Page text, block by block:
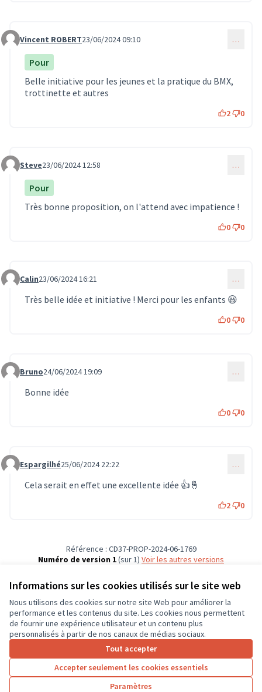
Informations sur les cookies utilisés sur le site web
Nous utilisons des cookies sur notre site Web pour améliorer la
performance et les contenus du site. Les cookies nous permettent
de fournir une expérience utilisateur et un contenu plus
personnalisés à partir de nos canaux de médias sociaux.
Tout accepter
Accepter seulement les cookies essentiels
Paramètres
Commentaire 598
Vincent ROBERT23/06/2024 09:10 …
Pour
Belle initiative pour les jeunes et la pratique du BMX,
trottinette et autres
2 0
Commentaire 599
Steve23/06/2024 12:58 …
Pour
Très bonne proposition, on l'attend avec impatience !
0 0
Commentaire 600
Calin23/06/2024 16:21 …
Très belle idée et initiative ! Merci pour les enfants 😃
0 0
Commentaire 602
Bruno24/06/2024 19:09 …
Bonne idée
0 0
Commentaire 607
Espargilhé25/06/2024 22:22 …
Cela serait en effet une excellente idée 👍🤞
2 0
Référence : CD37-PROP-2024-06-1769
Numéro de version 1(sur 1)
voir les autres versions
Conditions d'utilisation
Paramètres des cookies
CD37 sur X
(Lien externe)
CD37 sur Facebook
CD37 sur Instagram
CD37 sur YouTube
(Lien externe)
Licence
(Lien